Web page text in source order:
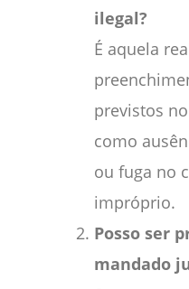
ilegal?
É aquela
previstos
como
ou fuga no
impróprio.
Posso ser
mandado